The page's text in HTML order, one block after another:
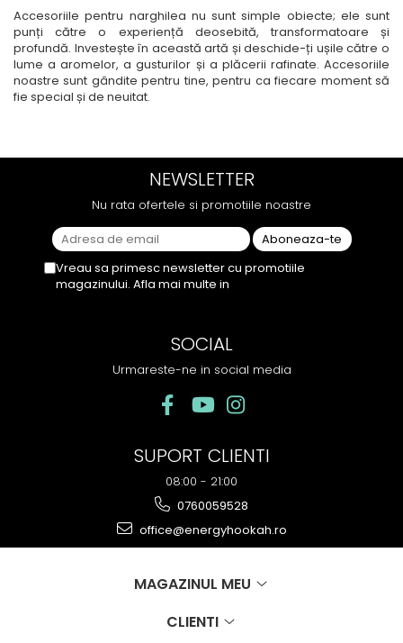
Accesoriile pentru narghilea nu sunt simple obiecte; ele sunt
punți către o experiență deosebită, transformatoare și
profundă. Investește în această artă și deschide-ți ușile către o
lume a aromelor, a gusturilor și a plăcerii rafinate. Accesoriile
noastre sunt gândite pentru tine, pentru ca fiecare moment să
fie special și de neuitat.
NEWSLETTER
Nu rata ofertele si promotiile noastre
Vreau sa primesc newsletter cu promotiile
magazinului. Afla mai multe in
SOCIAL
Urmareste-ne in social media
SUPORT CLIENTI
08:00 - 21:00
0760059528
office@energyhookah.ro
MAGAZINUL MEU
CLIENTI